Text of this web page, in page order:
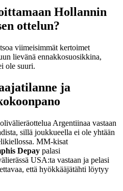
Hollannin
ottelun?
viimeisimmät kertoimet
lievänä ennakkosuosikkina,
ole suuri.
ja
Argentiinaa vastaan
sillä joukkueella ei ole yhtään
MM-kisat
Depay palasi
USA:ta vastaan ja pelasi
että hyökkääjätähti löytyy